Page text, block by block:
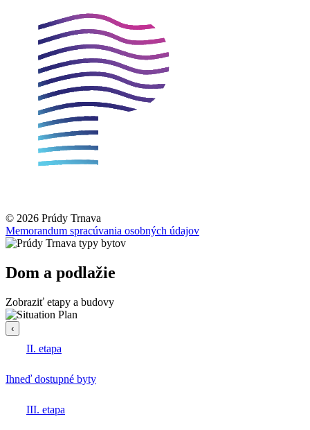
© 2026 Prúdy Trnava
Memorandum spracúvania osobných údajov
Dom a podlažie
Zobraziť etapy a budovy
‹
II. etapa
Ihneď dostupné byty
III. etapa